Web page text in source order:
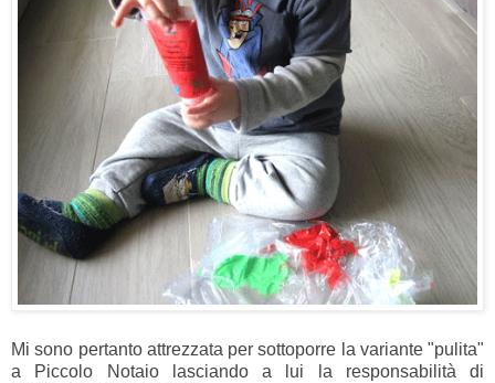
Mi sono pertanto attrezzata per sottoporre la variante "pulita"
a Piccolo Notaio lasciando a lui la responsabilità di